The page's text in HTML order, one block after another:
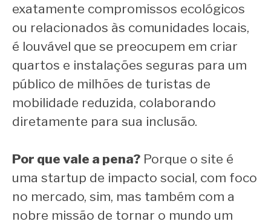
exatamente compromissos ecológicos
ou relacionados às comunidades locais,
é louvável que se preocupem em criar
quartos e instalações seguras para um
público de milhões de turistas de
mobilidade reduzida, colaborando
diretamente para sua inclusão.
Por que vale a pena? Porque o site é
uma startup de impacto social, com foco
no mercado, sim, mas também com a
nobre missão de tornar o mundo um